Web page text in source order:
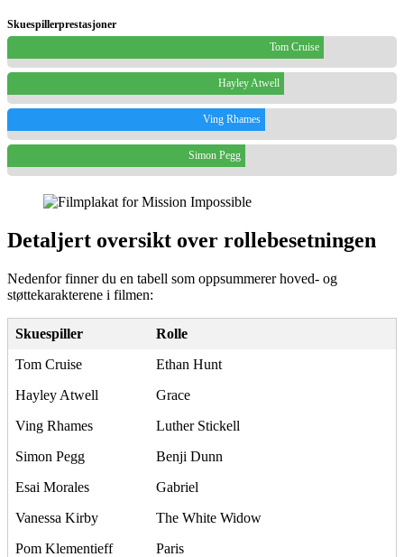
Skuespillerprestasjoner
Tom Cruise
Hayley Atwell
Ving Rhames
Simon Pegg
Detaljert oversikt over rollebesetningen
Nedenfor finner du en tabell som oppsummerer hoved- og
støttekarakterene i filmen:
Skuespiller
Rolle
Tom Cruise
Ethan Hunt
Hayley Atwell
Grace
Ving Rhames
Luther Stickell
Simon Pegg
Benji Dunn
Esai Morales
Gabriel
Vanessa Kirby
The White Widow
Pom Klementieff
Paris